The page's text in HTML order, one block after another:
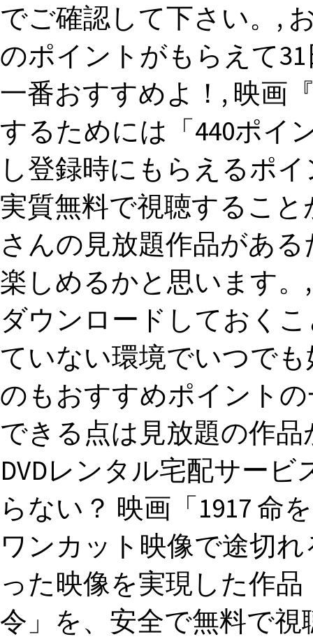
でご確認して下さい。,
のポイントがもらえて
一番おすすめよ！, 映画
するためには「440ポイ
し登録時にもらえるポ
実質無料で視聴するこ
さんの見放題作品があ
楽しめるかと思います
ダウンロードしておく
ていない環境でいつで
のもおすすめポイントの
できる点は見放題の作
DVDレンタル宅配サービ
らない？ 映画「1917 命
ワンカット映像で途切
った映像を実現した作
令」を、安全で無料で